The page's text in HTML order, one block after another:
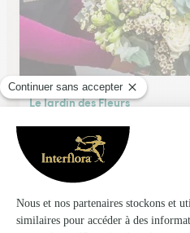
Le Jardin des Fleurs
Latresne
★4.1 (161)
38, chemin du Port de l'Homme